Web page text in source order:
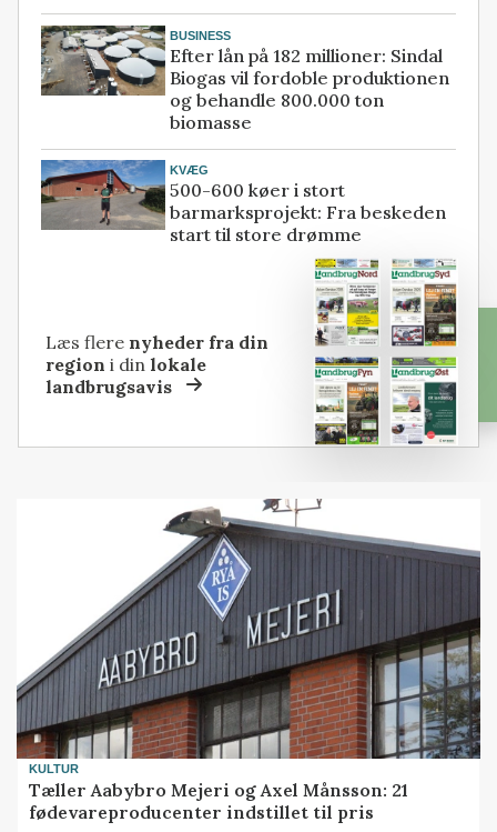
BUSINESS
Efter lån på 182 millioner: Sindal
Biogas vil fordoble produktionen
og behandle 800.000 ton
biomasse
KVÆG
500-600 køer i stort
barmarksprojekt: Fra beskeden
start til store drømme
Læs flere nyheder fra din
region i dinlokale
landbrugsavis
KULTUR
Tæller Aabybro Mejeri og Axel Månsson: 21
fødevareproducenter indstillet til pris